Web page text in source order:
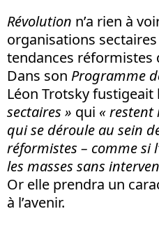
Révolution n’a rien à
organisations
tendances réformistes
Dans son Programme
Léon Trotsky fustigeait
sectaires » qui «
qui se déroule au sein
réformistes – comme si
les masses sans
Or elle prendra un
à l’avenir.